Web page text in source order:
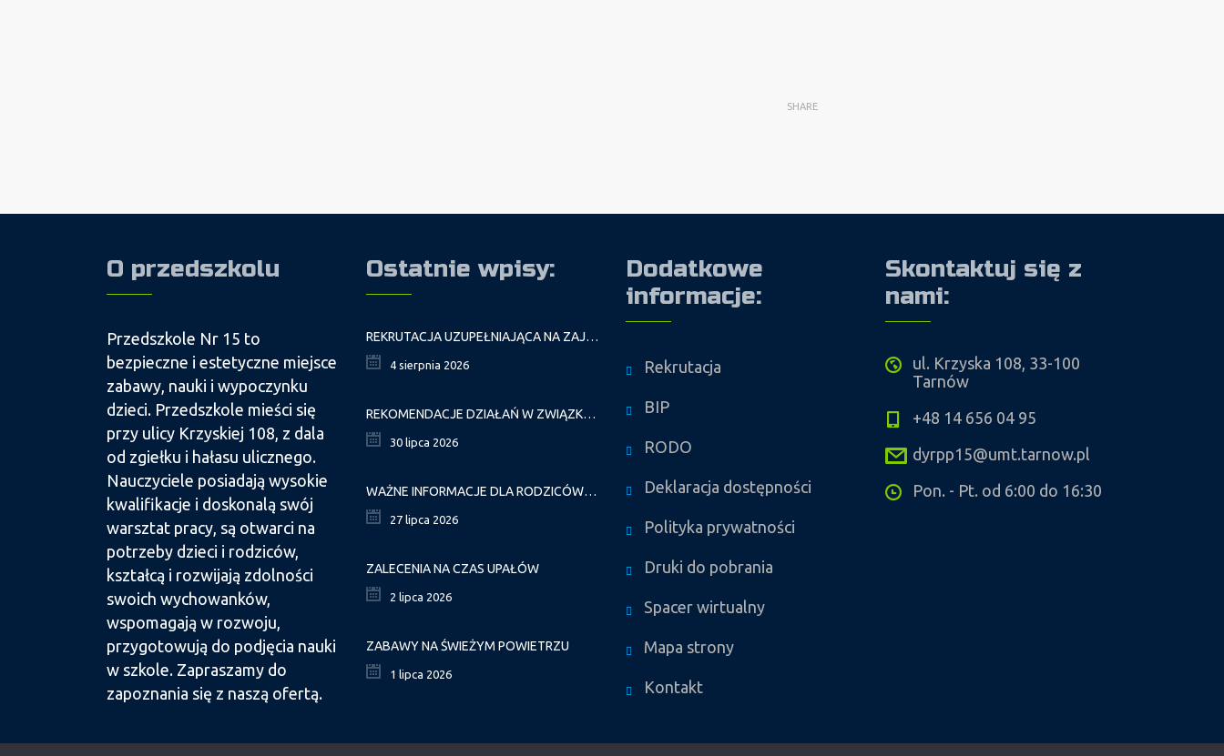
SHARE
O przedszkolu
Przedszkole Nr 15 to
bezpieczne i estetyczne miejsce
zabawy, nauki i wypoczynku
dzieci. Przedszkole mieści się
przy ulicy Krzyskiej 108, z dala
od zgiełku i hałasu ulicznego.
Nauczyciele posiadają wysokie
kwalifikacje i doskonalą swój
warsztat pracy, są otwarci na
potrzeby dzieci i rodziców,
kształcą i rozwijają zdolności
swoich wychowanków,
wspomagają w rozwoju,
przygotowują do podjęcia nauki
w szkole. Zapraszamy do
zapoznania się z naszą ofertą.
Ostatnie wpisy:
REKRUTACJA UZUPEŁNIAJĄCA NA ZAJĘCIA PROWADZONE PRZEZ PAŁAC MŁODZIEŻY W ROKU SZKOLNYM 2026/2027
4 sierpnia 2026
REKOMENDACJE DZIAŁAŃ W ZWIĄZKU Z FALAMI UPAŁÓW
30 lipca 2026
WAŻNE INFORMACJE DLA RODZICÓW DZIECI NOWO PRZYJĘTYCH GR. I
27 lipca 2026
ZALECENIA NA CZAS UPAŁÓW
2 lipca 2026
ZABAWY NA ŚWIEŻYM POWIETRZU
1 lipca 2026
Dodatkowe
informacje:
Rekrutacja
BIP
RODO
Deklaracja dostępności
Polityka prywatności
Druki do pobrania
Spacer wirtualny
Mapa strony
Kontakt
Skontaktuj się z
nami:
ul. Krzyska 108, 33-100
Tarnów
+48 14 656 04 95
dyrpp15@umt.tarnow.pl
Pon. - Pt. od 6:00 do 16:30